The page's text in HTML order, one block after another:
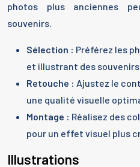
photos plus anciennes
souvenirs.
Sélection : Préférez les
et illustrant des
Retouche : Ajustez le
une qualité visuelle
Montage : Réalisez des
pour un effet visuel plus
Illustrations